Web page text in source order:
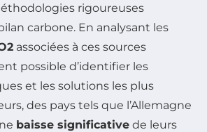
rigoureuses
carbone. En analysant les
associées à ces sources
possible d’identifier les
et les solutions les plus
des pays tels que l’Allemagne
baisse significative de leurs